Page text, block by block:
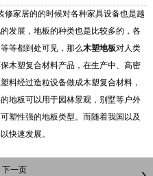
家居的的时候对各种家具设备也是越
发展，地板的种类也是比较多的，各
等都到处可见，那么木塑地板对人类
木塑复合材料产品，在生产中、高密
料经过造粒设备做成木塑复合材料，
地板可以用于园林景观，别墅等户外
塑性强的地板类型。而随着我国以及
快速发展。
下一页